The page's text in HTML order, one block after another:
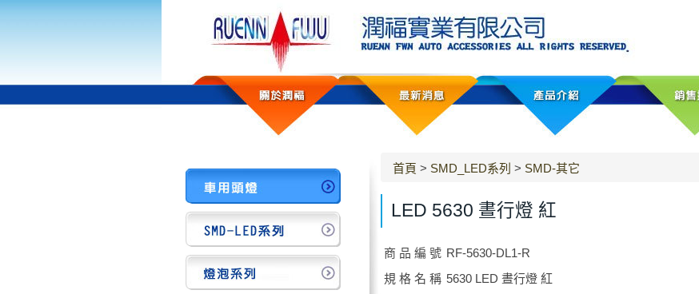
首頁 > SMD_LED系列 > SMD-其它
LED 5630 晝行燈 紅
商 品 編 號 RF-5630-DL1-R
規 格 名 稱 5630 LED 晝行燈 紅